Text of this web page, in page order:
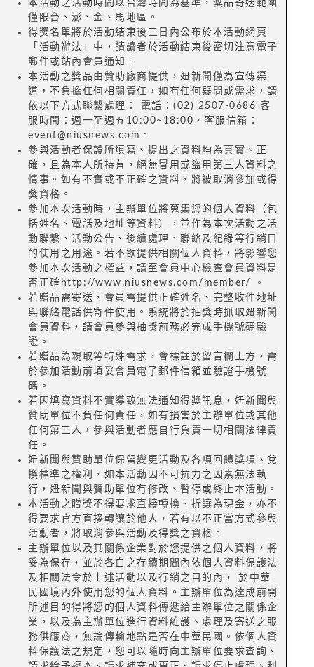
本活動之活動時間以台灣時間為基準，獎品寄送範圍
僅限台、澎、金、馬地區。
得獎名單將於活動結束後三日內公布於本活動網頁
「活動辦法」中，請讀者於活動結束後密切注意電子
郵件或站內會員通知。
本活動之獎品由贊助廠商提供，妞新聞僅為宣傳渠
道，不負擔任何相關責任，如有任何疑問或需求，請
依以下方式聯繫處理： 電話：(02) 2507-0686 客
服時間：週一至週五10:00~18:00，客服信箱：
event@niusnews.com。
參與活動者保證所填寫、提出之資料均為真實、正
確，且為本人所持有，絕無冒用或盜用第三人資料之
情事。如有不實或不正確之資料，將被取消參加或得
獎資格。
參加本次活動時，主辦單位將蒐集您的個人資料（包
括姓名、電話及地址等資料），並作為本次活動之活
動聯繫、活動公告、後續處理、聯絡及紀錄等行銷目
的使用之用途。若不欲提供相關個人資料，將影響您
參加本次活動之權益，請至會員中心檢查會員資料是
否正確http://www.niusnews.com/member/ 。
若贈品需寄送，會員需提供正確姓名、完整收件地址
與聯絡電話供寄件使用。系統將於抽獎時抓取妞新聞
會員資料，請會員參與抽獎前務必完成手機號碼驗
證。
若贈品為親取等特殊需求，會標註於留言欄上方，需
於參加活動前填妥會員電子郵件信箱並驗證手機號
碼。
若因填寫資料不實導致無法通知得獎訊息，妞新聞與
贊助單位不負任何責任，如有損害於主辦單位或其他
任何第三人，參與活動者應自行負責一切相關法律責
任。
妞新聞與贊助單位保留變更活動及各項回饋獎項、兌
換標準之權利，如本活動因不可抗力之因素無法執
行，妞新聞與贊助單位有修改、暫停或終止本活動。
本活動之贈獎不得要求直接轉換、折讓為現金，亦不
得要求官方直接轉讓於他人，若有以不正當方式參與
活動者，將取消參與活動及得獎之資格。
主辦單位以及其關係企業對於您提供之個人資料，將
妥為保存，並於各自之存續期間內依個人資料保護法
及相關法令於上述活動以及行銷之目的內， 於中華
民國境內外使用您的個人資料。主辦單位為達成前開
所述目的得將您的個人資料傳遞給主辦單位之關係企
業，以及為主辦單位進行資料維護、處理及寄送之服
務供應商，無論傳輸地點是否在中華民國。依個人資
料保護法之規定，您可以隨時向主辦單位要求查詢、